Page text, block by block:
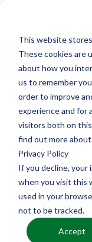
This website
These cookies are
about how you
us to remember
order to improve
experience and for
visitors both on
find out more
Privacy Policy
If you decline, your
when you visit this
used in your
not to be tracked.
Accept
蟻通（あ
TOP 能楽辞典
おし）
物咎めの蟻通明
中、難儀をして
之に和歌で神慮
し祝詞をあげ、
て行く。